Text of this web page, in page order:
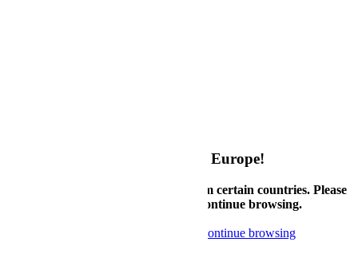
Welcome to Supermicro eStore Europe!
Currently, we only accept orders from certain countries. Please
check country availability below or continue browsing.
Noted, continue browsing